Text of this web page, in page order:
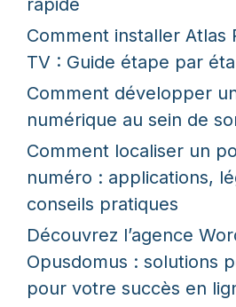
Comment installer Atlas
TV : Guide étape par
Comment développer
numérique au sein de
Comment localiser un
numéro : applications,
conseils pratiques
Découvrez l’agence
Opusdomus : solutions
pour votre succès en